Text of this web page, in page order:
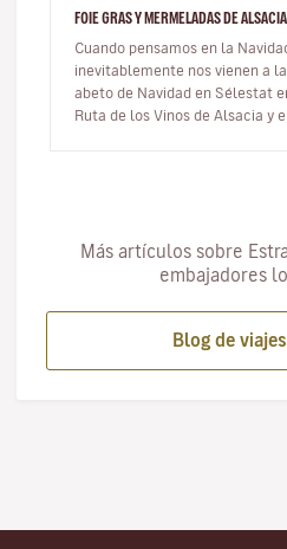
FOIE GRAS Y MERMELADAS DE ALSACIA
Cuando pensamos en la
inevitablemente nos vienen a
abeto de Navidad en Sélestat
Ruta de los Vinos de Alsacia y
Más artículos sobre
embajadores
Blog de